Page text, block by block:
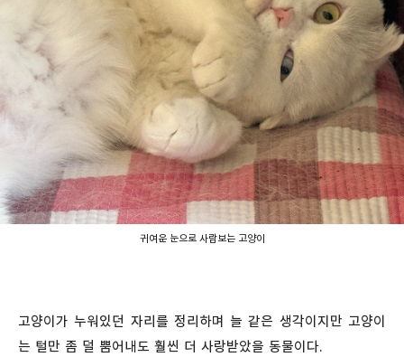
귀여운 눈으로 사람보는 고양이
고양이가 누워있던 자리를 정리하며 늘 같은 생각이지만 고양이
는 털만 좀 덜 뿜어내도 훨씬 더 사랑받았을 동물이다.